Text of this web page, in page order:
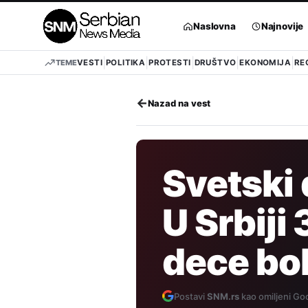
Naslovna Najnovije
TEMEVESTI POLITIKA PROTESTI DRUŠTVO EKONOMIJA
←Nazad na vest
Svetski
U Srbiji
dece
PostaviSNM.rs kao omiljeni